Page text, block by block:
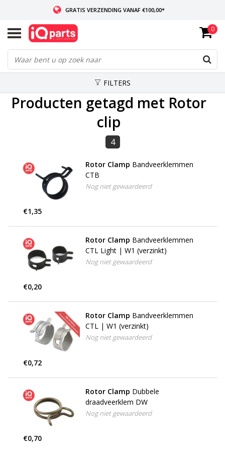
GRATIS VERZENDING VANAF €100,00*
INDIEN VOORRADIG: VOOR 14:00 BESTELD, ZELFDE DAG VERZONDEN
WERELDWIJDE LEVERING
0
FILTERS
Producten getagd met Rotor
clip
4
Rotor Clamp Bandveerklemmen
CTB
Nog niet gewaardeerd
€1,35
Rotor Clamp Bandveerklemmen
CTL Light | W1 (verzinkt)
Nog niet gewaardeerd
€0,20
Rotor Clamp Bandveerklemmen
CTL | W1 (verzinkt)
Nog niet gewaardeerd
€0,72
Rotor Clamp Dubbele
draadveerklem DW
Nog niet gewaardeerd
€0,70